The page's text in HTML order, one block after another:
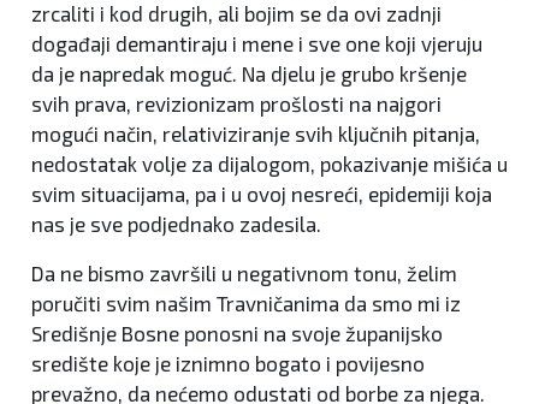
zrcaliti i kod drugih, ali bojim se da ovi zadnji
događaji demantiraju i mene i sve one koji vjeruju
da je napredak moguć. Na djelu je grubo kršenje
svih prava, revizionizam prošlosti na najgori
mogući način, relativiziranje svih ključnih pitanja,
nedostatak volje za dijalogom, pokazivanje mišića u
svim situacijama, pa i u ovoj nesreći, epidemiji koja
nas je sve podjednako zadesila.
Da ne bismo završili u negativnom tonu, želim
poručiti svim našim Travničanima da smo mi iz
Središnje Bosne ponosni na svoje županijsko
središte koje je iznimno bogato i povijesno
prevažno, da nećemo odustati od borbe za njega.